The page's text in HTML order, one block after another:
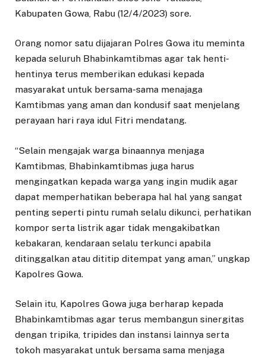
Kabupaten Gowa, Rabu (12/4/2023) sore.
Orang nomor satu dijajaran Polres Gowa itu meminta
kepada seluruh Bhabinkamtibmas agar tak henti-
hentinya terus memberikan edukasi kepada
masyarakat untuk bersama-sama menajaga
Kamtibmas yang aman dan kondusif saat menjelang
perayaan hari raya idul Fitri mendatang.
“Selain mengajak warga binaannya menjaga
Kamtibmas, Bhabinkamtibmas juga harus
mengingatkan kepada warga yang ingin mudik agar
dapat memperhatikan beberapa hal hal yang sangat
penting seperti pintu rumah selalu dikunci, perhatikan
kompor serta listrik agar tidak mengakibatkan
kebakaran, kendaraan selalu terkunci apabila
ditinggalkan atau dititip ditempat yang aman,” ungkap
Kapolres Gowa.
Selain itu, Kapolres Gowa juga berharap kepada
Bhabinkamtibmas agar terus membangun sinergitas
dengan tripika, tripides dan instansi lainnya serta
tokoh masyarakat untuk bersama sama menjaga